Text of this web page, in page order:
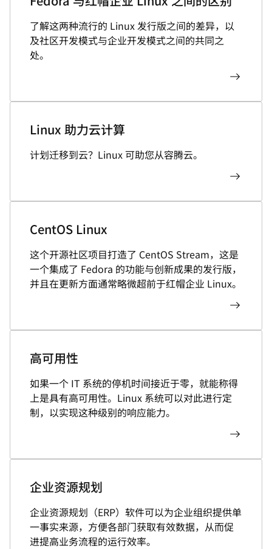
了解这两种流行的 Linux 发行版之间的差异，以
及社区开发模式与企业开发模式之间的共同之
处。
Linux 助力云计算
计划迁移到云？Linux 可助您从容腾云。
CentOS Linux
这个开源社区项目打造了 CentOS Stream，这是
一个集成了 Fedora 的功能与创新成果的发行版，
并且在更新方面通常略微超前于红帽企业 Linux。
高可用性
如果一个 IT 系统的停机时间接近于零，就能称得
上是具有高可用性。Linux 系统可以对此进行定
制，以实现这种级别的响应能力。
企业资源规划
企业资源规划（ERP）软件可以为企业组织提供单
一事实来源，方便各部门获取有效数据，从而促
进提高业务流程的运行效率。